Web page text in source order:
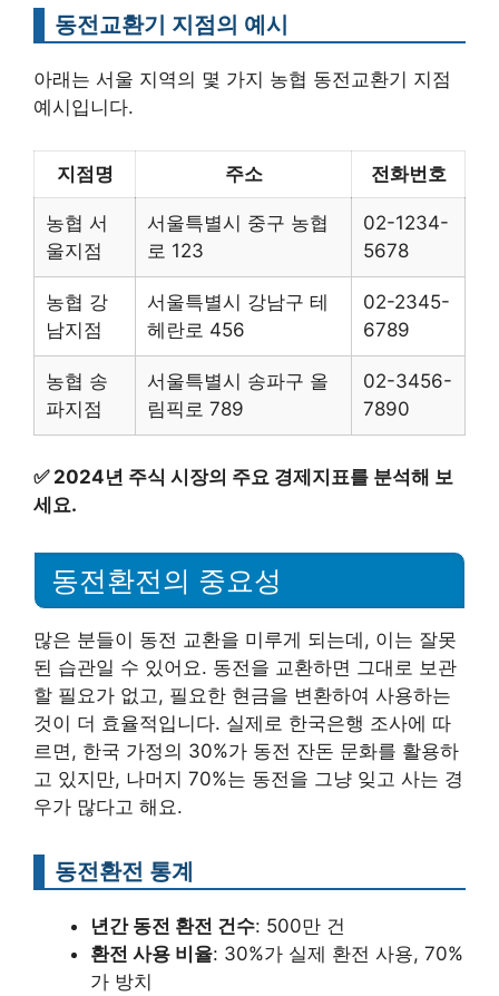
동전교환기 지점의 예시
아래는 서울 지역의 몇 가지 농협 동전교환기 지점
예시입니다.
지점명 주소 전화번호
농협 서
울지점
서울특별시 중구 농협
로 123
02-1234-
5678
농협 강
남지점
서울특별시 강남구 테
헤란로 456
02-2345-
6789
농협 송
파지점
서울특별시 송파구 올
림픽로 789
02-3456-
7890
✅ 2024년 주식 시장의 주요 경제지표를 분석해 보
세요.
동전환전의 중요성
많은 분들이 동전 교환을 미루게 되는데, 이는 잘못
된 습관일 수 있어요. 동전을 교환하면 그대로 보관
할 필요가 없고, 필요한 현금을 변환하여 사용하는
것이 더 효율적입니다. 실제로 한국은행 조사에 따
르면, 한국 가정의 30%가 동전 잔돈 문화를 활용하
고 있지만, 나머지 70%는 동전을 그냥 잊고 사는 경
우가 많다고 해요.
동전환전 통계
년간 동전 환전 건수: 500만 건
환전 사용 비율: 30%가 실제 환전 사용, 70%
가 방치